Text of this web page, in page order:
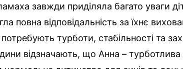
завжди приділяла багато уваги
повна відповідальність за їхнє
турботи, стабільності та
відзначають, що Анна –